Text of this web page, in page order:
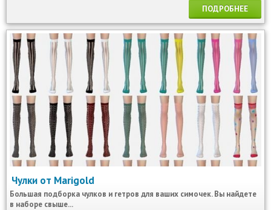
ПОДРОБНЕЕ
Чулки от Marigold
Большая подборка чулков и гетров для ваших симочек. Вы найдете
в наборе свыше...